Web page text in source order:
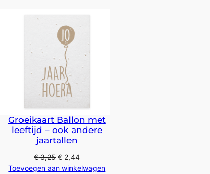
Groeikaart Ballon met
leeftijd – ook andere
jaartallen
€3,25 € 2,44
Toevoegen aan winkelwagen